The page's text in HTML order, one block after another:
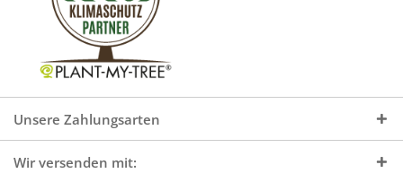
Unsere Zahlungsarten
Wir versenden mit: